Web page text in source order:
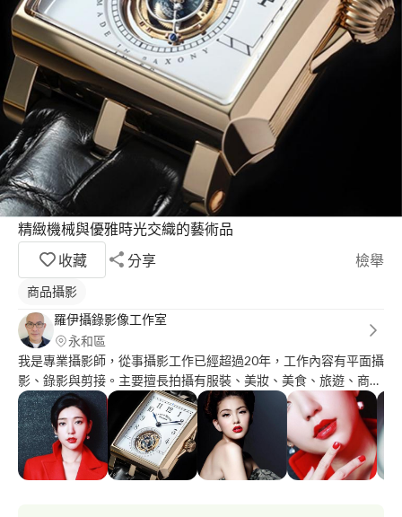
精緻機械與優雅時光交織的藝術品
收藏
分享 檢舉
商品攝影
羅伊攝錄影像工作室
永和區
我是專業攝影師，從事攝影工作已經超過20年，工作內容有平面攝
影、錄影與剪接。主要擅長拍攝有服裝、美妝、美食、旅遊、商品
靜物、活動紀錄等等。平時一人作業，也可以視情況需要召集攝影
團隊，成員每位都是工作超過20年，拍攝的品質穩定優良，也有很
多時常配合的老顧客，我們一定能提供您專業而且高質感的攝影服
務